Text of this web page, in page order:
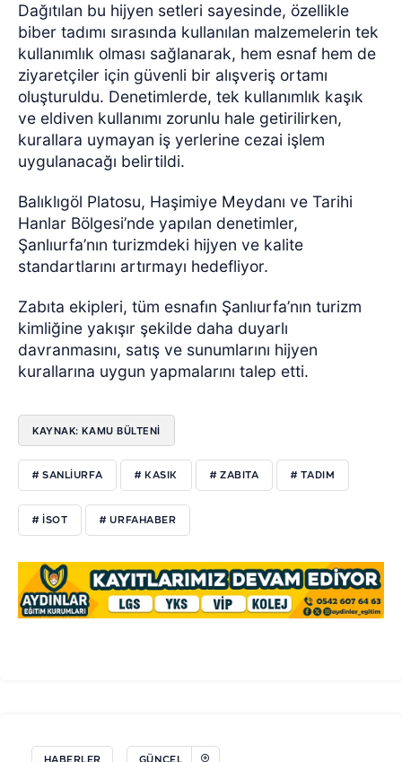
Dağıtılan bu hijyen setleri sayesinde, özellikle
biber tadımı sırasında kullanılan malzemelerin tek
kullanımlık olması sağlanarak, hem esnaf hem de
ziyaretçiler için güvenli bir alışveriş ortamı
oluşturuldu. Denetimlerde, tek kullanımlık kaşık
ve eldiven kullanımı zorunlu hale getirilirken,
kurallara uymayan iş yerlerine cezai işlem
uygulanacağı belirtildi.
Balıklıgöl Platosu, Haşimiye Meydanı ve Tarihi
Hanlar Bölgesi’nde yapılan denetimler,
Şanlıurfa’nın turizmdeki hijyen ve kalite
standartlarını artırmayı hedefliyor.
Zabıta ekipleri, tüm esnafın Şanlıurfa’nın turizm
kimliğine yakışır şekilde daha duyarlı
davranmasını, satış ve sunumlarını hijyen
kurallarına uygun yapmalarını talep etti.
KAYNAK: KAMU BÜLTENİ
# SANLIURFA # KASIK # ZABITA # TADIM
# ISOT # URFAHABER